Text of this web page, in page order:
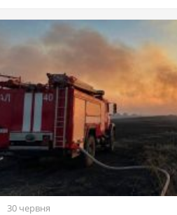
30 червня